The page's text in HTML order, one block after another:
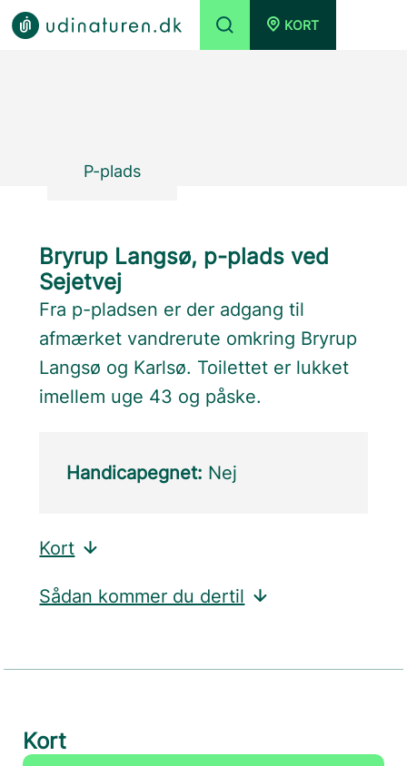
KORT
P-plads
Bryrup Langsø, p-plads ved
Sejetvej
Fra p-pladsen er der adgang til
afmærket vandrerute omkring Bryrup
Langsø og Karlsø. Toilettet er lukket
imellem uge 43 og påske.
Handicapegnet: Nej
Kort
Sådan kommer du dertil
Kort